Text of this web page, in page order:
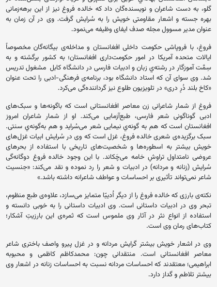
گلو، به دست شاعران و نویسنده‌گان داد که خالده فروغ نیز از این برهه‌زمانی
بهره جسته و اشعار مقاومتی خویش را به سُرایش گرفت. وی در آن زمان به
عنوان مدیر مسوول مجله صدف ایفای وظیفه می‌نمود.
فروغ، با فروپاشی حکومت داخلی افغانستان و مداخله‌ی بیگانه‌گان مخصوصاً
ایالات متحده آمریکا در امور حکومت‌داری افغانستان؛ به کشور برگشته و به
سِمَّت آموزگار در رشته‌ي زبان و ادبیات فارسی در دانشگاه کابل مشغول تدریس
شد. وی سوای آن‌ که استاد دانشگاه بود، برنامه‌ی فرهنگی-ادبی را تحت عنوان
«کاخ بلند دُرِ دری» در تلویزیون طلوع نیز گرداننده‌گی می‌کرد.
فروغ از شمار شاعرانی زن معاصر افغانستانی است که باگونه‌ها و سبک‌های
ادبی گوناگونی شعر فارسی، طبع‌آزمایی می‌کند. او از شمار شاعران امروز
افغانستان است که هم به گونه‌ي نیمایی شعر می‌سُراید و هم به‌گونه‌ي سنتی.
سبک برگزیده‌ی شعری خالده فروغ، غزل است که وی در سُرایش ابیات غزل‌های
خویش بیشتر به اسطوره‌ها و شخصیت‌های تاریخی با استفاده از بحرهای
عروضی نامتداول تراوشِ خامه می‌چَکاند. با این وجود خالده فروغ دوگانه‌گی
سُرایش (زنانه و مردانه) در ادبیات و شعر را رد نموده و نقد می‌کند: «جنسیت
شاعر نمی‌تواند تأثیری بر احساسات و عواطف شاعرانه داشته باشد.»
نکته‌ی بارزی که خالده فروغ را از دیگر اُدیبّا متمایز می‌سازد، علاوه‌ی طبع منظوم،
تبحر وی در ادبیات داستانی است. وی ادبیات داستانی را به خوبی دانسته و
استفاده از انواع نثر در آثار وی ملموس است که ثمره‌ی این بارزیتِ آشکار؛
کتاب‌های رمان‌ وی است.
وی در اشعار خویش بیشتر گرایش مردانه و در غزل پیرو واصف باختری شاعر
معاصر افغانستانی است. منتقدانی چون: محمدکاظم کاظمی و محبوبه
ابراهیمی؛‌ معتقدند که احساسات مردانه نسبت به احساسات زنانه در اشعار وی
بیشتر تلاطم و گداز دارد.